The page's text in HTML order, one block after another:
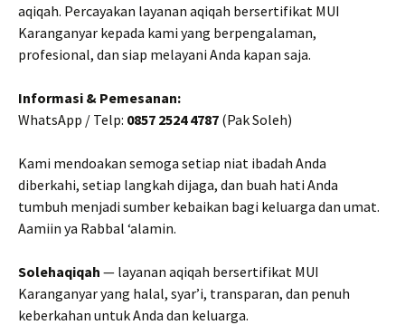
aqiqah. Percayakan layanan aqiqah bersertifikat MUI
Karanganyar kepada kami yang berpengalaman,
profesional, dan siap melayani Anda kapan saja.
Informasi & Pemesanan:
WhatsApp / Telp: 0857 2524 4787 (Pak Soleh)
Kami mendoakan semoga setiap niat ibadah Anda
diberkahi, setiap langkah dijaga, dan buah hati Anda
tumbuh menjadi sumber kebaikan bagi keluarga dan umat.
Aamiin ya Rabbal ‘alamin.
Solehaqiqah — layanan aqiqah bersertifikat MUI
Karanganyar yang halal, syar’i, transparan, dan penuh
keberkahan untuk Anda dan keluarga.